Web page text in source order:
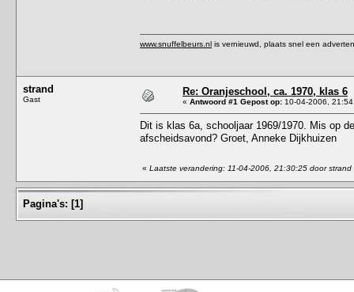
www.snuffelbeurs.nl is vernieuwd, plaats snel een
strand
Gast
Re: Oranjeschool, ca. 1970, klas 6
« Antwoord #1 Gepost op: 10-04-2006,
Dit is klas 6a, schooljaar 1969/1970. Mis op
afscheidsavond? Groet, Anneke Dijkhuizen
« Laatste verandering: 11-04-2006, 21:30:25 door strand
Pagina's: [1]